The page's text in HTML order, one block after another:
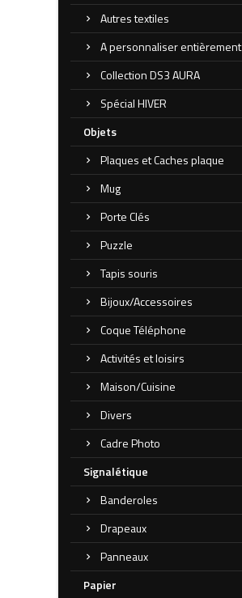
Autres textiles
A personnaliser entièrement
Collection DS3 AURA
Spécial HIVER
Objets
Plaques et Caches plaque
Mug
Porte Clés
Puzzle
Tapis souris
Bijoux/Accessoires
Coque Téléphone
Activités et loisirs
Maison/Cuisine
Divers
Cadre Photo
Signalétique
Banderoles
Drapeaux
Panneaux
Papier